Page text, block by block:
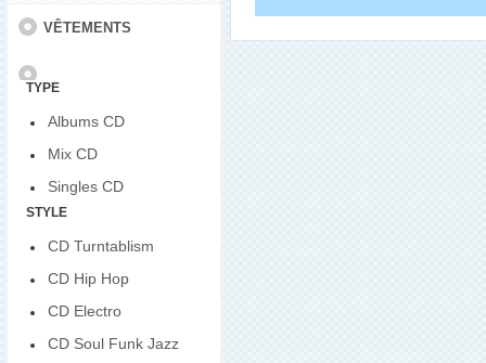
VÊTEMENTS
TYPE
Albums CD
Mix CD
Singles CD
STYLE
CD Turntablism
CD Hip Hop
CD Electro
CD Soul Funk Jazz